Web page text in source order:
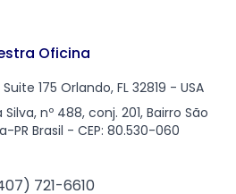
Oficina
175 Orlando, FL 32819 - USA
nº 488, conj. 201, Bairro São
PR Brasil - CEP: 80.530-060
721-6610